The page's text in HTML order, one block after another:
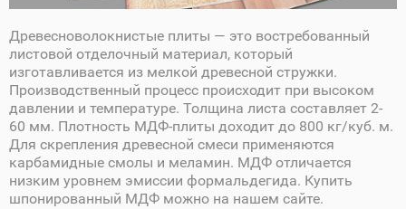
Древесноволокнистые плиты — это востребованный
листовой отделочный материал, который
изготавливается из мелкой древесной стружки.
Производственный процесс происходит при высоком
давлении и температуре. Толщина листа составляет 2-
60 мм. Плотность МДФ-плиты доходит до 800 кг/куб. м.
Для скрепления древесной смеси применяются
карбамидные смолы и меламин. МДФ отличается
низким уровнем эмиссии формальдегида. Купить
шпонированный МДФ можно на нашем сайте.